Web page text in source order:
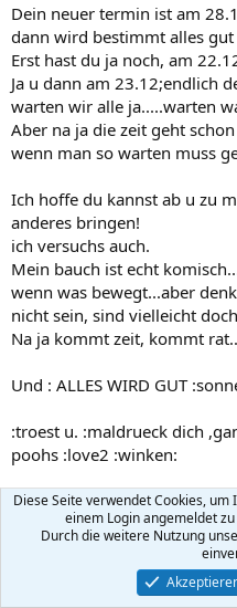
Dein neuer termin ist am
dann wird bestimmt alles gut
Erst hast du ja noch, am
Ja u dann am 23.12;endlich
warten wir alle ja.....warten
Aber na ja die zeit geht
wenn man so warten muss
Ich hoffe du kannst ab u zu
anderes bringen!
ich versuchs auch.
Mein bauch ist echt
wenn was bewegt...aber
nicht sein, sind vielleicht
Na ja kommt zeit, kommt
Und : ALLES WIRD GUT
:troest u. :maldrueck dich
poohs :love2 :winken:
Bis bald :bye: :maldrueck
Diese Seite verwendet Cookies,
einem Login angemeldet
Durch die weitere Nutzung